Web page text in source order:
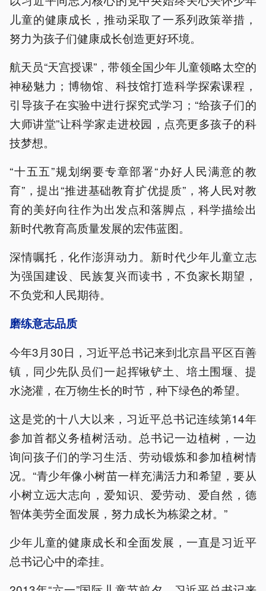
儿童的健康成长，推动采取了一系列政策举措，
努力为孩子们健康成长创造更好环境。
航天员“天宫授课”，带领全国少年儿童领略太空的
神秘魅力；博物馆、科技馆打造科学探索课程，
引导孩子在实验中进行探究式学习；“给孩子们的
大师讲堂”让科学家走进校园，点亮更多孩子的科
技梦想。
“十五五”规划纲要专章部署“办好人民满意的教
育”，提出“推进基础教育扩优提质”，将人民对教
育的美好向往作为出发点和落脚点，科学描绘出
新时代教育高质量发展的宏伟蓝图。
深情嘱托，化作澎湃动力。新时代少年儿童立志
为强国建设、民族复兴而读书，不负家长期望，
不负党和人民期待。
磨练意志品质
今年3月30日，习近平总书记来到北京昌平区百善
镇，同少先队员们一起挥锹铲土、培土围堰、提
水浇灌，在万物生长的时节，种下绿色的希望。
这是党的十八大以来，习近平总书记连续第14年
参加首都义务植树活动。总书记一边植树，一边
询问孩子们的学习生活、劳动锻炼和参加植树情
况。“青少年像小树苗一样充满活力和希望，要从
小树立远大志向，爱知识、爱劳动、爱自然，德
智体美劳全面发展，努力成长为栋梁之材。”
少年儿童的健康成长和全面发展，一直是习近平
总书记心中的牵挂。